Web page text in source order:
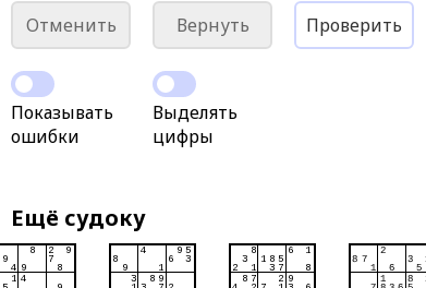
Отменить Вернуть Проверить
Показывать
ошибки
Выделять
цифры
Ещё судоку